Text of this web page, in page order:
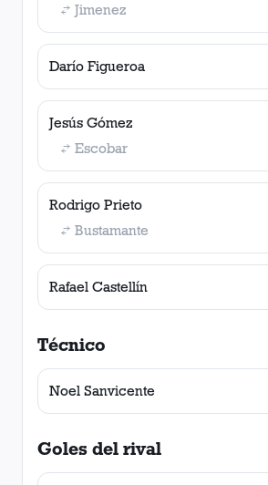
Jimenez
Darío Figueroa
Jesús Gómez
Escobar
Rodrigo Prieto
Bustamante
Rafael Castellín
Técnico
Noel Sanvicente
Goles del rival